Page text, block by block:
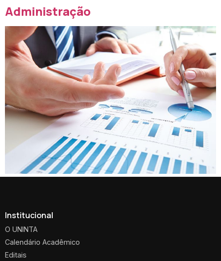
Administração
Institucional
O UNINTA
Calendário Acadêmico
Editais